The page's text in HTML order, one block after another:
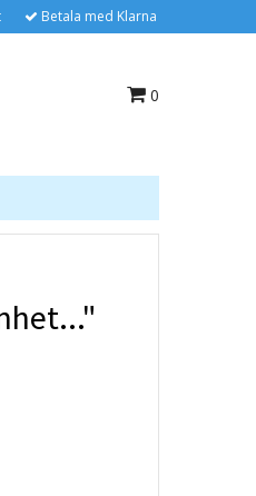
Betala med Klarna
0